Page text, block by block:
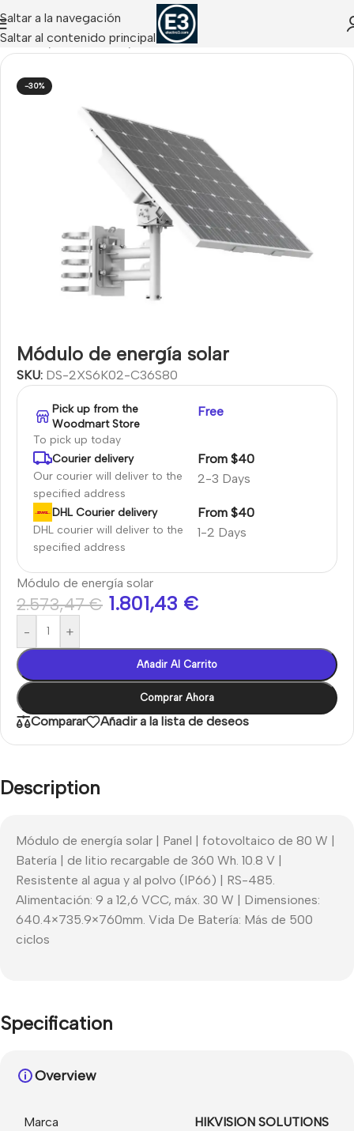
Saltar a la navegación
Saltar al contenido principal
CCTV IP/Soluciones IP/Soluciones Alimentación Solar
-30%
Módulo de energía solar
SKU: DS-2XS6K02-C36S80
Pick up from the
Woodmart Store
To pick up today
Free
Courier delivery
Our courier will deliver to the
specified address
2-3 Days
From $40
DHL Courier delivery
DHL courier will deliver to the
specified address
1-2 Days
From $40
Módulo de energía solar
2.573,47€ 1.801,43 €
- +
Añadir Al Carrito
Comprar Ahora
Comparar Añadir a la lista de deseos
Description
Módulo de energía solar | Panel | fotovoltaico de 80 W |
Batería | de litio recargable de 360 ​​Wh. 10.8 V |
Resistente al agua y al polvo (IP66) | RS-485.
Alimentación: 9 a 12,6 VCC, máx. 30 W | Dimensiones:
640.4×735.9×760mm. Vida De Batería: Más de 500
ciclos
Specification
Overview
Marca HIKVISION SOLUTIONS